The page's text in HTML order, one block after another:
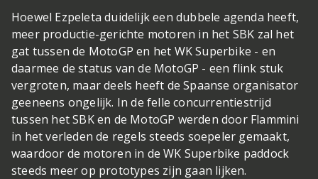
Hoewel Ezpeleta duidelijk een dubbele agenda heeft,
meer productie-gerichte motoren in het SBK zal het
gat tussen de MotoGP en het WK Superbike - en
daarmee de status van de MotoGP - een flink stuk
vergroten, maar deels heeft de Spaanse organisator
geeneens ongelijk. In de felle concurrentiestrijd
tussen het SBK en de MotoGP werden door Flammini
in het verleden de regels steeds soepeler gemaakt,
waardoor de motoren in de WK Superbike paddock
steeds meer op prototypes zijn gaan lijken.